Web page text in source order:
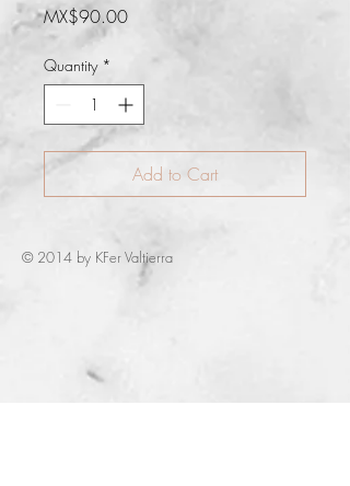
MX$90.00Price
Quantity *
Add to Cart
© 2014 by KFer Valtierra